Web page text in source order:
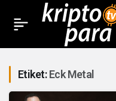
Etiket:Eck Metal